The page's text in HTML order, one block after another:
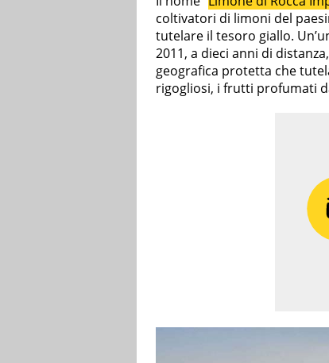
coltivatori di limoni del
tutelare il tesoro giallo.
2011, a dieci anni di
geografica protetta che
rigogliosi, i frutti profumati